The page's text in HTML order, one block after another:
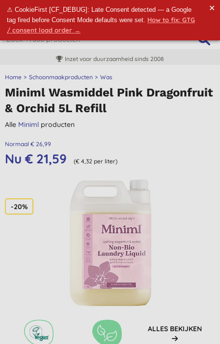
⚠ CookieFirst [CF_DEBUG]: Late Consent detected — a Google
tag fired before Consent Mode defaults were set. How to fix: GTG
/ consent load order →
✕
Inzet voor duurzaamheid sinds 2008
Home Schoonmaakproducten Was
Miniml Wasmiddel Pink Dragonfruit
& Orchid 5L Refill
Alle Miniml producten
Normaal € 26,99
Nu € 21,59 (€ 4,32 per liter)
-20%
ALLES BEKIJKEN